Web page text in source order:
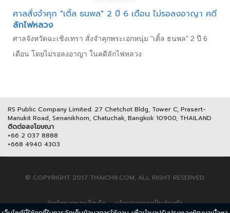
ศาลสั่งจำคุก "เติ้ล ธนพล" 2 ปี 6 เดือน ไม่รอลงอาญา คดี
ลักไฟหลวง
ศาลจังหวัดฉะเชิงเทรา สั่งจำคุกพระเอกหนุ่ม "เติ้ล ธนพล" 2 ปี 6
เดือน โดยไม่รอลงอาญา ในคดีลักไฟหลวง
RS Public Company Limited. 27 Chetchot Bldg, Tower C, Prasert-
Manukit Road, Senanikhom, Chatuchak, Bangkok 10900, THAILAND
ติดต่อลงโฆษณา
+66 2 037 8888
+668 4940 4303
© COPYRIGHT 2017 THAICH8.COM, ALL RIGHT RESERVED.
ข้อกำหนดและเงื่อนไข นโยบายความเป็นส่วนตัว